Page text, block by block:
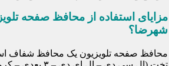
مزایای استفاده از محافظ صفحه
شهرضا؟
محافظ صفحه تلویزیون یک محافظ شفاف